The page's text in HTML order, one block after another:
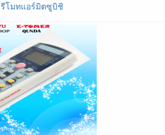
รีโมทแอร์มิตซูบิชิ